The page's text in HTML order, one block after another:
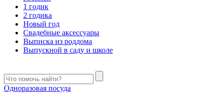
1 годик
2 годика
Новый год
Свадебные аксессуары
Выписка из роддома
Выпускной в саду и школе
Одноразовая посуда